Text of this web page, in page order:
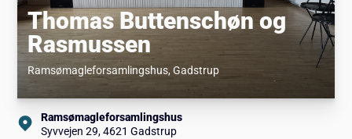
Thomas Buttenschøn og
Rasmussen
Ramsømagleforsamlingshus, Gadstrup
Ramsømagleforsamlingshus
Syvvejen 29, 4621 Gadstrup